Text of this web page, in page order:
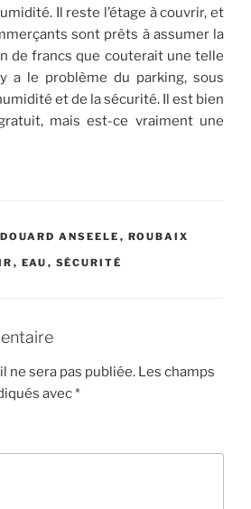
Il reste l’étage à couvrir, et
sont prêts à assumer la
de francs que couterait une telle
a le problème du parking, sous
et de la sécurité. Il est bien
mais est-ce vraiment une
ANSEELE , ROUBAIX
, EAU , SÉCURITÉ
ne sera pas publiée. Les champs
avec*